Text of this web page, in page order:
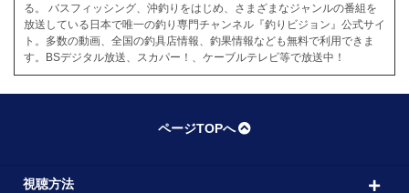
る。 バスフィッシング、沖釣りをはじめ、さまざまなジャンルの番組を
放送している日本で唯一の釣り専門チャンネル『釣りビジョン』公式サイ
ト。多数の動画、全国の釣具店情報、釣果情報なども無料で利用できま
す。BSデジタル放送、スカパー！、ケーブルテレビ等で放送中！
ページTOPへ
視聴方法